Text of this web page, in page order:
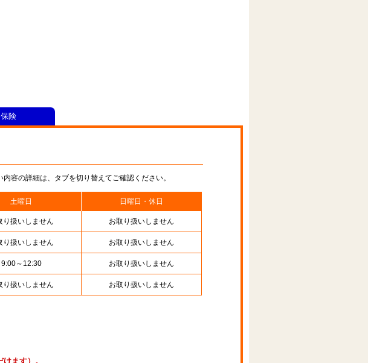
容の詳細は、タブを切り替えてご確認ください。
土曜日 日曜日・休日
り扱いしません お取り扱いしません
り扱いしません お取り扱いしません
9:00～12:30 お取り扱いしません
り扱いしません お取り扱いしません
ます）。
保険